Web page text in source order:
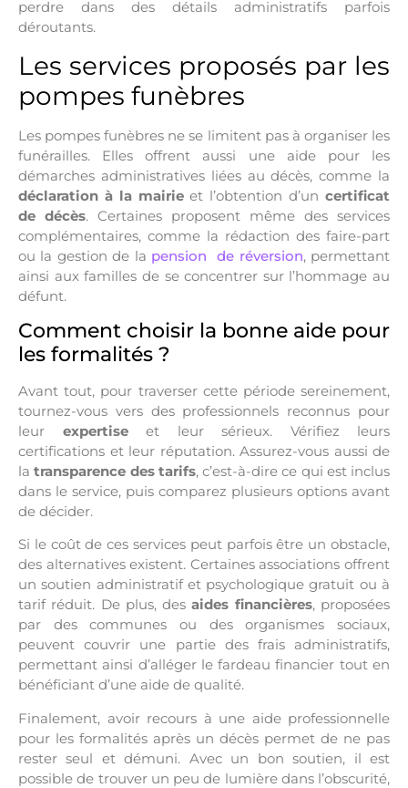
perdre dans des détails administratifs parfois
déroutants.
Les services proposés par les
pompes funèbres
Les pompes funèbres ne se limitent pas à organiser les
funérailles. Elles offrent aussi une aide pour les
démarches administratives liées au décès, comme la
déclaration à la mairieet l’obtention d’uncertificat
de décès. Certaines proposent même des services
complémentaires, comme la rédaction des faire-part
ou la gestion de la pension de réversion, permettant
ainsi aux familles de se concentrer sur l’hommage au
défunt.
Comment choisir la bonne aide pour
les formalités ?
Avant tout, pour traverser cette période sereinement,
tournez-vous vers des professionnels reconnus pour
leur expertiseet leur sérieux. Vérifiez leurs
certifications et leur réputation. Assurez-vous aussi de
latransparence des tarifs, c’est-à-dire ce qui est inclus
dans le service, puis comparez plusieurs options avant
de décider.
Si le coût de ces services peut parfois être un obstacle,
des alternatives existent. Certaines associations offrent
un soutien administratif et psychologique gratuit ou à
tarif réduit. De plus, desaides financières, proposées
par des communes ou des organismes sociaux,
peuvent couvrir une partie des frais administratifs,
permettant ainsi d’alléger le fardeau financier tout en
bénéficiant d’une aide de qualité.
Finalement, avoir recours à une aide professionnelle
pour les formalités après un décès permet de ne pas
rester seul et démuni. Avec un bon soutien, il est
possible de trouver un peu de lumière dans l’obscurité,